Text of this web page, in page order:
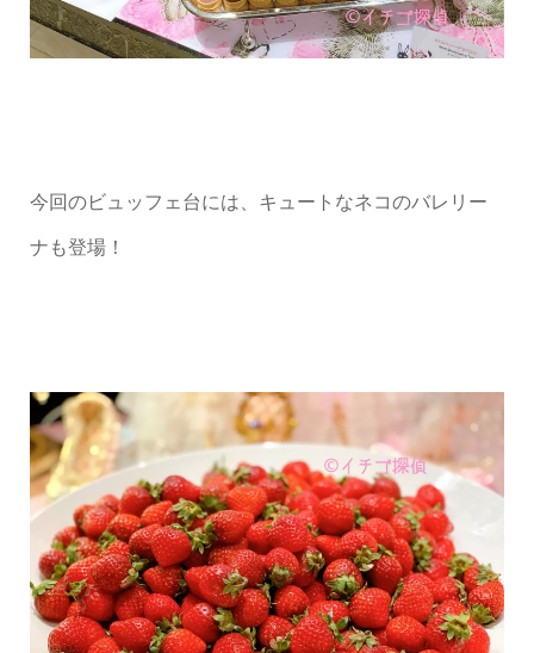
今回のビュッフェ台には、キュートなネコのバレリー
ナも登場！